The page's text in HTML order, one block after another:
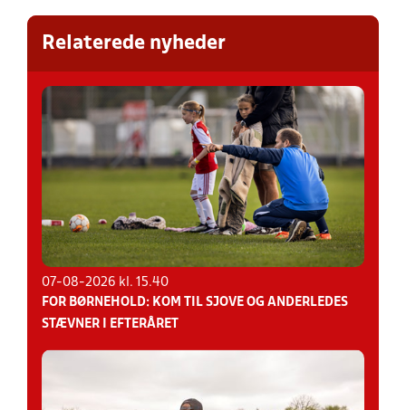
Relaterede nyheder
07-08-2026 kl. 15.40
FOR BØRNEHOLD: KOM TIL SJOVE OG ANDERLEDES
STÆVNER I EFTERÅRET